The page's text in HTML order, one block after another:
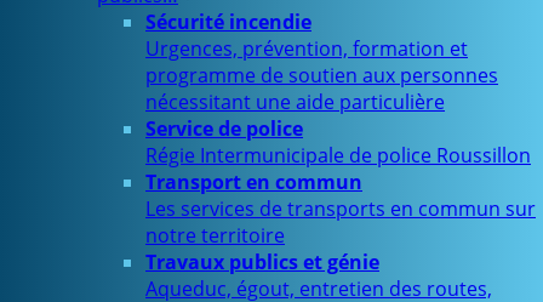
Sécurité incendie
Urgences, prévention, formation et
programme de soutien aux personnes
nécessitant une aide particulière
Service de police
Régie Intermunicipale de police Roussillon
Transport en commun
Les services de transports en commun sur
notre territoire
Travaux publics et génie
Aqueduc, égout, entretien des routes,